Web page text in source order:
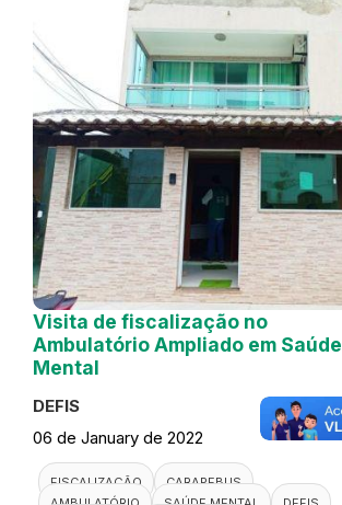
Visita de fiscalização no
Ambulatório Ampliado em Saúde
Mental
DEFIS
06 de January de 2022
FISCALIZAÇÃO
CARAPEBUS